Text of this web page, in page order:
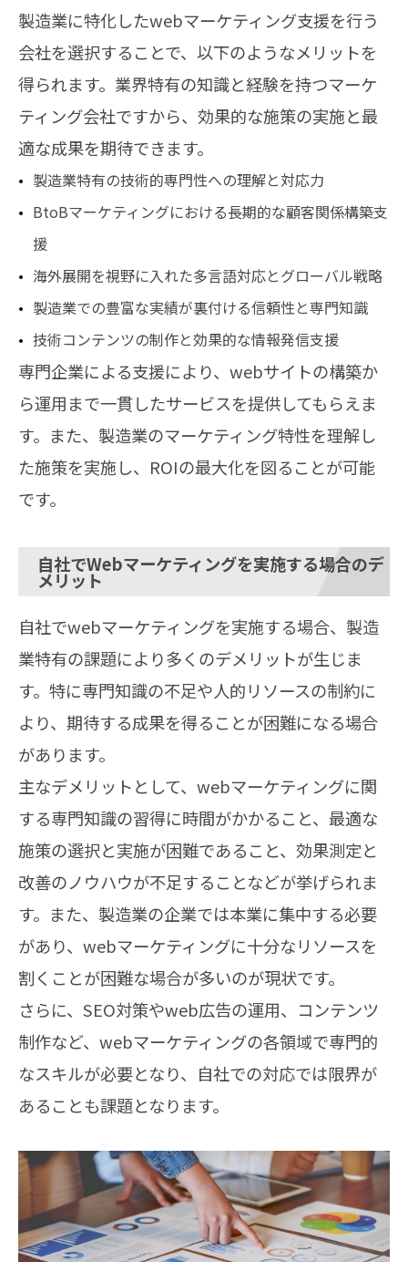
製造業に特化したwebマーケティング支援を行う
会社を選択することで、以下のようなメリットを
得られます。業界特有の知識と経験を持つマーケ
ティング会社ですから、効果的な施策の実施と最
適な成果を期待できます。
製造業特有の技術的専門性への理解と対応力
BtoBマーケティングにおける長期的な顧客関係構築支
援
海外展開を視野に入れた多言語対応とグローバル戦略
製造業での豊富な実績が裏付ける信頼性と専門知識
技術コンテンツの制作と効果的な情報発信支援
専門企業による支援により、webサイトの構築か
ら運用まで一貫したサービスを提供してもらえま
す。また、製造業のマーケティング特性を理解し
た施策を実施し、ROIの最大化を図ることが可能
です。
自社でWebマーケティングを実施する場合のデ
メリット
自社でwebマーケティングを実施する場合、製造
業特有の課題により多くのデメリットが生じま
す。特に専門知識の不足や人的リソースの制約に
より、期待する成果を得ることが困難になる場合
があります。
主なデメリットとして、webマーケティングに関
する専門知識の習得に時間がかかること、最適な
施策の選択と実施が困難であること、効果測定と
改善のノウハウが不足することなどが挙げられま
す。また、製造業の企業では本業に集中する必要
があり、webマーケティングに十分なリソースを
割くことが困難な場合が多いのが現状です。
さらに、SEO対策やweb広告の運用、コンテンツ
制作など、webマーケティングの各領域で専門的
なスキルが必要となり、自社での対応では限界が
あることも課題となります。